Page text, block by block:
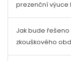
prezenční výuce
Jak bude
zkouškového